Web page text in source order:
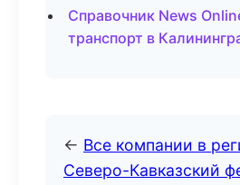
Справочник News
транспорт в
← Все компании в
Северо-Кавказский